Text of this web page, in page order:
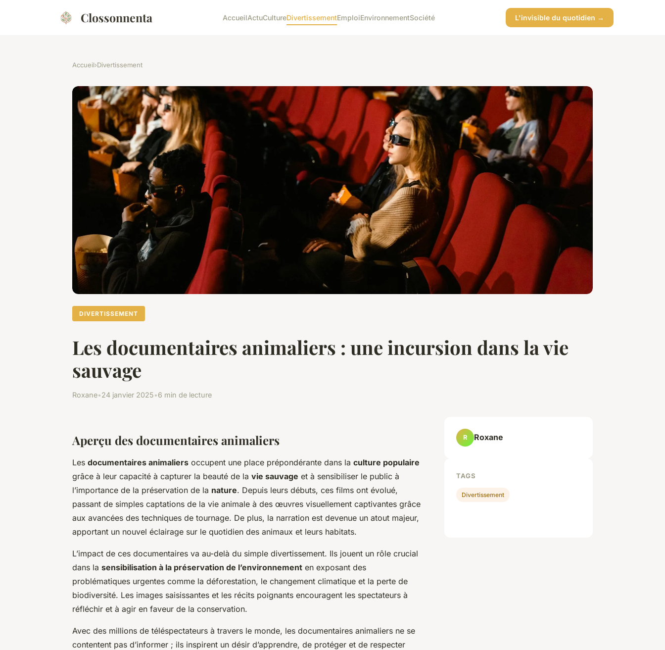
Clossonnenta AccueilActuCultureDivertissementEmploiEnvironnementSociété L'invisible du quotidien →
Accueil›Divertissement
DIVERTISSEMENT
Les documentaires animaliers : une incursion dans la vie
sauvage
Roxane•24 janvier 2025•6 min de lecture
Aperçu des documentaires animaliers
Les documentaires animaliers occupent une place prépondérante dans la culture populaire
grâce à leur capacité à capturer la beauté de la vie sauvage et à sensibiliser le public à
l’importance de la préservation de la nature. Depuis leurs débuts, ces films ont évolué,
passant de simples captations de la vie animale à des œuvres visuellement captivantes grâce
aux avancées des techniques de tournage. De plus, la narration est devenue un atout majeur,
apportant un nouvel éclairage sur le quotidien des animaux et leurs habitats.
L’impact de ces documentaires va au-delà du simple divertissement. Ils jouent un rôle crucial
dans la sensibilisation à la préservation de l’environnement en exposant des
problématiques urgentes comme la déforestation, le changement climatique et la perte de
biodiversité. Les images saisissantes et les récits poignants encouragent les spectateurs à
réfléchir et à agir en faveur de la conservation.
Avec des millions de téléspectateurs à travers le monde, les documentaires animaliers ne se
contentent pas d’informer ; ils inspirent un désir d’apprendre, de protéger et de respecter
R Roxane
TAGS
Divertissement